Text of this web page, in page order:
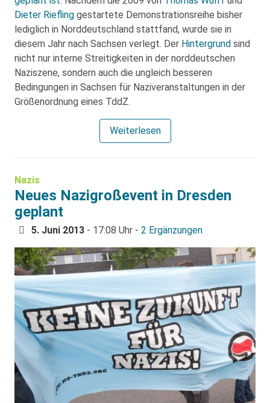
Dieter Riefling gestartete Demonstrationsreihe bisher
lediglich in Norddeutschland stattfand, wurde sie in
diesem Jahr nach Sachsen verlegt. Der Hintergrund sind
nicht nur interne Streitigkeiten in der norddeutschen
Naziszene, sondern auch die ungleich besseren
Bedingungen in Sachsen für Naziveranstaltungen in der
Größenordnung eines TddZ.
Weiterlesen
Nazis
Neues Nazigroßevent in Dresden
geplant
5. Juni 2013 - 17:08 Uhr - 2 Ergänzungen